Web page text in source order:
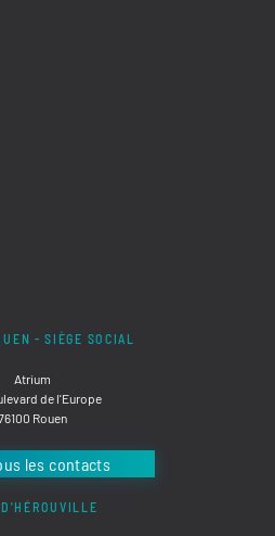
- SIÈGE SOCIAL
Atrium
de l'Europe
Rouen
les contacts